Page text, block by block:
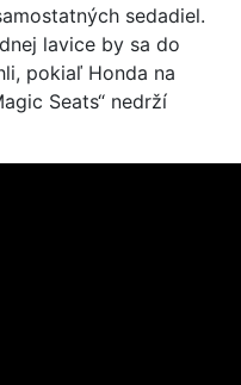
sedadiel.
lavice by sa do
pokiaľ Honda na
Seats“ nedrží